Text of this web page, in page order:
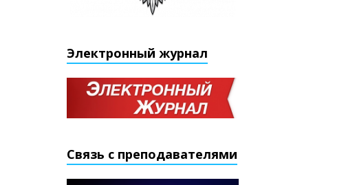
Электронный журнал
Связь с преподавателями